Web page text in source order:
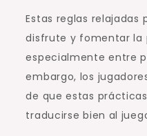
Estas reglas relajadas
disfrute y fomentar la
especialmente entre
embargo, los
de que estas
traducirse bien al